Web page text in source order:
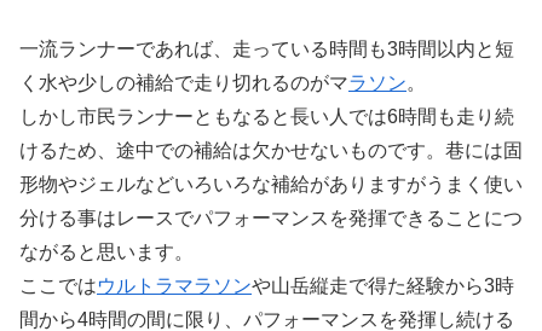
一流ランナーであれば、走っている時間も3時間以内と短
く水や少しの補給で走り切れるのがマラソン。
しかし市民ランナーともなると長い人では6時間も走り続
けるため、途中での補給は欠かせないものです。巷には固
形物やジェルなどいろいろな補給がありますがうまく使い
分ける事はレースでパフォーマンスを発揮できることにつ
ながると思います。
ここではウルトラマラソンや山岳縦走で得た経験から3時
間から4時間の間に限り、パフォーマンスを発揮し続ける